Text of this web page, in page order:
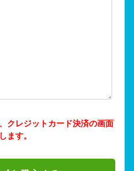
クレジットカード決済の画面
ます。